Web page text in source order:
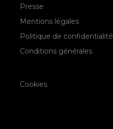
Presse
Mentions légales
Politique de confidentialité
Conditions générales
Cookies